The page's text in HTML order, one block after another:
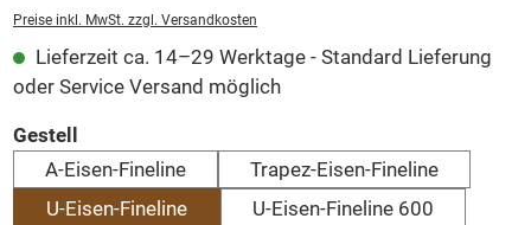
Preise inkl. MwSt. zzgl. Versandkosten
Lieferzeit ca. 14–29 Werktage - Standard Lieferung
oder Service Versand möglich
Gestell
A-Eisen-Fineline
Trapez-Eisen-Fineline
U-Eisen-Fineline
U-Eisen-Fineline 600